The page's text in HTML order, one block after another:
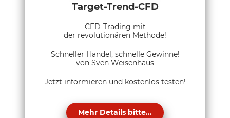
Target-Trend-CFD
CFD-Trading mit
der revolutionären Methode!
Schneller Handel, schnelle Gewinne!
von Sven Weisenhaus
Jetzt informieren und kostenlos testen!
Mehr Details bitte...